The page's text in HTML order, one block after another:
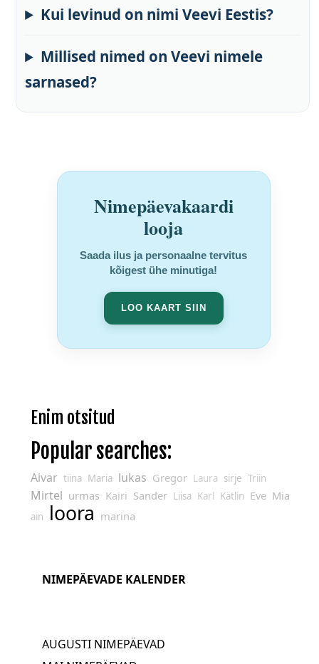
Kui levinud on nimi Veevi Eestis?
Millised nimed on Veevi nimele
sarnased?
Nimepäevakaardi
looja
Saada ilus ja personaalne tervitus
kõigest ühe minutiga!
LOO KAART SIIN
Enim otsitud
Popular searches:
Aivar tiina Maria lukas Gregor Laura sirje Triin
Mirtel urmas Kairi Sander Liisa Karl Kätlin Eve Mia
ain loora marina
NIMEPÄEVADE KALENDER
AUGUSTI NIMEPÄEVAD